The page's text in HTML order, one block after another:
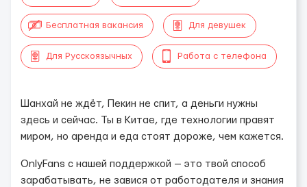
Бесплатная вакансия Для девушек
Для Русскоязычных Работа с телефона
Шанхай не ждёт, Пекин не спит, а деньги нужны
здесь и сейчас. Ты в Китае, где технологии правят
миром, но аренда и еда стоят дороже, чем кажется.
OnlyFans с нашей поддержкой — это твой способ
зарабатывать, не завися от работодателя и знания